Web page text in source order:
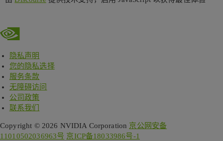
隐私声明
您的隐私选择
服务条款
无障碍访问
公司政策
联系我们
Copyright © 2026 NVIDIA Corporation 京公网安备
11010502036963号 京ICP备18033986号-1